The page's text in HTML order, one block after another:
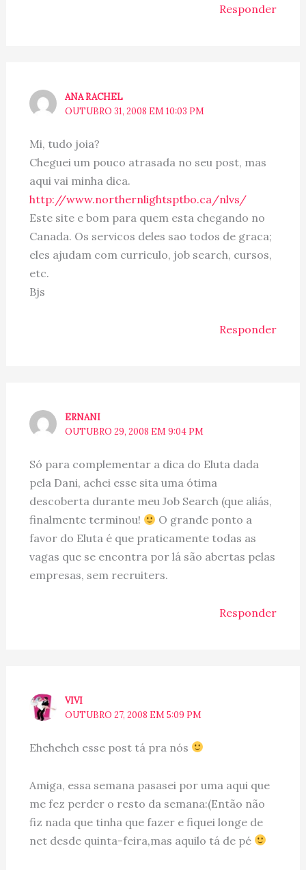
Responder
ANA RACHEL
OUTUBRO 31, 2008 EM 10:03 PM
Mi, tudo joia?
Cheguei um pouco atrasada no seu post, mas
aqui vai minha dica.
http://www.northernlightsptbo.ca/nlvs/
Este site e bom para quem esta chegando no
Canada. Os servicos deles sao todos de graca;
eles ajudam com curriculo, job search, cursos,
etc.
Bjs
Responder
ERNANI
OUTUBRO 29, 2008 EM 9:04 PM
Só para complementar a dica do Eluta dada
pela Dani, achei esse sita uma ótima
descoberta durante meu Job Search (que aliás,
finalmente terminou!
O grande ponto a
favor do Eluta é que praticamente todas as
vagas que se encontra por lá são abertas pelas
empresas, sem recruiters.
Responder
VIVI
OUTUBRO 27, 2008 EM 5:09 PM
Eheheheh esse post tá pra nós
Amiga, essa semana pasasei por uma aqui que
me fez perder o resto da semana:(Então não
fiz nada que tinha que fazer e fiquei longe de
net desde quinta-feira,mas aquilo tá de pé